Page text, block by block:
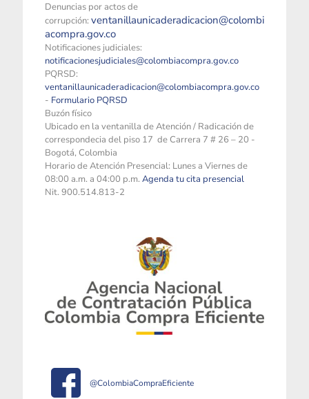
Denuncias por actos de
corrupción: ventanillaunicaderadicacion@colombi
acompra.gov.co
Notificaciones judiciales:
notificacionesjudiciales@colombiacompra.gov.co
PQRSD:
ventanillaunicaderadicacion@colombiacompra.gov.co
- Formulario PQRSD
Buzón físico
Ubicado en la ventanilla de Atención / Radicación de
correspondecia del piso 17 de Carrera 7 # 26 – 20 -
Bogotá, Colombia
Horario de Atención Presencial: Lunes a Viernes de
08:00 a.m. a 04:00 p.m. Agenda tu cita presencial
Nit. 900.514.813-2
@ColombiaCompraEficiente